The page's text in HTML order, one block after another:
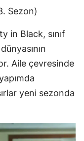
Sezon)
in Black, sınıf
Aile çevresinde
yeni sezonda